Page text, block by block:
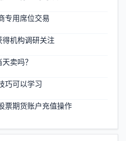
专用席位交易
机构调研关注
卖吗？
巧可以学习
票期货账户充值操作